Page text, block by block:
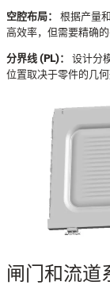
空腔布局： 根据产量
高效率，但需要精确的
分界线 (PL)： 设计分
位置取决于零件的几何
闸门和流道